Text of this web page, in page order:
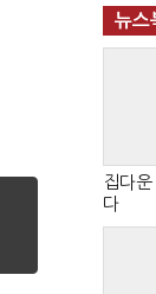
뉴스
집다
다